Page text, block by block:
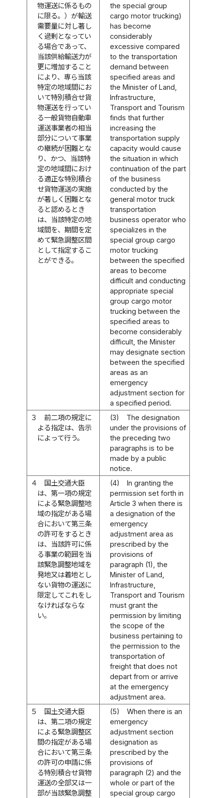
物運送に係るもの
に限る。）が輸送
需要量に対し著し
く過剰となってい
る場合であって、
当該供給輸送力が
更に増加すること
により、専ら当該
特定の地域間にお
いて特別積合せ貨
物運送を行ってい
る一般貨物自動車
運送事業者の相当
部分について事業
の継続が困難とな
り、かつ、当該特
定の地域間におけ
る適正な特別積合
せ貨物運送の実施
が著しく困難とな
ると認めるとき
は、当該特定の地
域間を、期間を定
めて緊急調整区間
として指定するこ
とができる。
the special group
cargo motor trucking)
has become
considerably
excessive compared
to the transportation
demand between
specified areas and
the Minister of Land,
Infrastructure,
Transport and Tourism
finds that further
increasing the
transportation supply
capacity would cause
the situation in which
continuation of the part
of the business
conducted by the
general motor truck
transportation
business operator who
specializes in the
special group cargo
motor trucking
between the specified
areas to become
difficult and conducting
appropriate special
group cargo motor
trucking between the
specified areas to
become considerably
difficult, the Minister
may designate section
between the specified
areas as an
emergency
adjustment section for
a specified period.
３
前二項の規定に
よる指定は、告示
によって行う。
(3)
The designation
under the provisions of
the preceding two
paragraphs is to be
made by a public
notice.
４
国土交通大臣
は、第一項の規定
による緊急調整地
域の指定がある場
合において第三条
の許可をするとき
は、当該許可に係
る事業の範囲を当
該緊急調整地域を
発地又は着地とし
ない貨物の運送に
限定してこれをし
なければならな
い。
(4)
In granting the
permission set forth in
Article 3 when there is
a designation of the
emergency
adjustment area as
prescribed by the
provisions of
paragraph (1), the
Minister of Land,
Infrastructure,
Transport and Tourism
must grant the
permission by limiting
the scope of the
business pertaining to
the permission to the
transportation of
freight that does not
depart from or arrive
at the emergency
adjustment area.
５
国土交通大臣
は、第二項の規定
による緊急調整区
間の指定がある場
合において第三条
の許可の申請に係
る特別積合せ貨物
運送の全部又は一
部が当該緊急調整
(5)
When there is an
emergency
adjustment section
designation as
prescribed by the
provisions of
paragraph (2) and the
whole or part of the
special group cargo